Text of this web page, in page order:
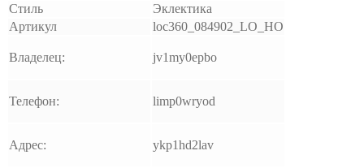
Стиль
Эклектика
Артикул
loc360_084902_LO_HO
Владелец: jv1my0epbo
Телефон: limp0wryod
Адрес: ykp1hd2lav